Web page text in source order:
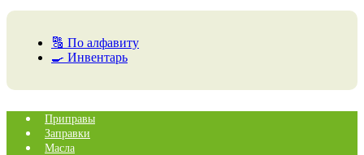
🔠 По алфавиту
🍳 Инвентарь
Приправы
Заправки
Масла